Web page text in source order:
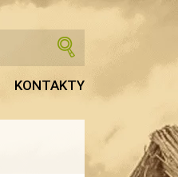
KONTAKTY